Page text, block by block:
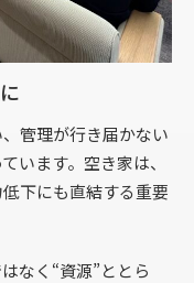
管理が行き届かない
います。空き家は、
下にも直結する重要
なく“資源”ととら